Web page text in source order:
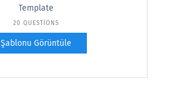
Template
20 QUESTIONS
Şablonu Görüntüle